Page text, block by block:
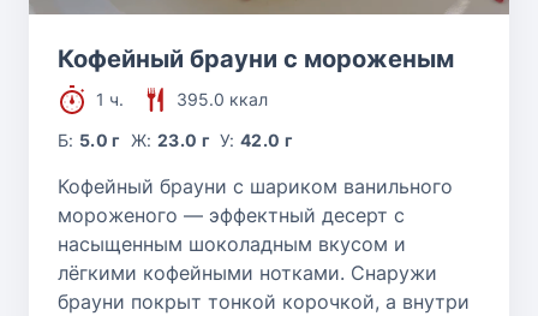
Кофейный брауни с мороженым
1 ч.
395.0 ккал
Б: 5.0 г Ж: 23.0 г У:42.0 г
Кофейный брауни с шариком ванильного
мороженого — эффектный десерт с
насыщенным шоколадным вкусом и
лёгкими кофейными нотками. Снаружи
брауни покрыт тонкой корочкой, а внутри